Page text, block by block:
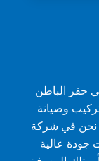
حفر الباطن
وصيانة
نحن في شركة
جودة عالية